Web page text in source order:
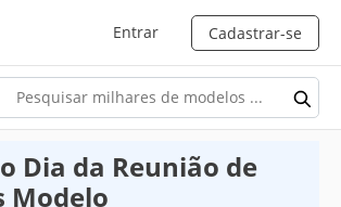
Entrar Cadastrar-se
Dia da Reunião de
Modelo